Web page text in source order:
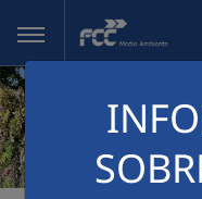
Saltar al contenido